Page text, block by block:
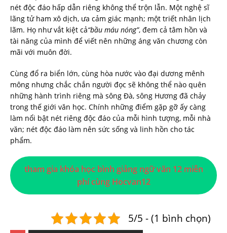
nét độc đáo hấp dẫn riêng không thể trộn lẫn. Một nghệ sĩ
lãng tử ham xô dịch, ưa cảm giác mạnh; một triết nhân lịch
lãm. Họ như vắt kiệt cả“bầu máu nóng”, đem cả tâm hồn và
tài năng của mình để viết nên những áng văn chương còn
mãi với muôn đời.
Cùng đổ ra biển lớn, cùng hòa nước vào đại dương mênh
mông nhưng chắc chắn người đọc sẽ không thể nào quên
những hành trình riêng mà sông Đà, sông Hương đã chảy
trong thế giới văn học. Chính những điểm gặp gỡ ấy càng
làm nổi bật nét riêng độc đáo của mỗi hình tượng, mỗi nhà
văn; nét độc đáo làm nên sức sống và linh hồn cho tác
phẩm.
tham gia khóa học bình giảng ngữ văn 12 miễn
phí cùng Hocvan12
5/5 - (1 bình chọn)